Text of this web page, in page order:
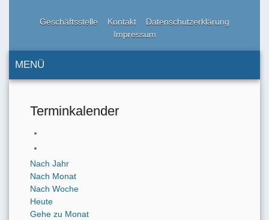
Geschäftsstelle Kontakt
Datenschutzerklärung
Impressum
MENÜ
Terminkalender
Nach Jahr
Nach Monat
Nach Woche
Heute
Gehe zu Monat